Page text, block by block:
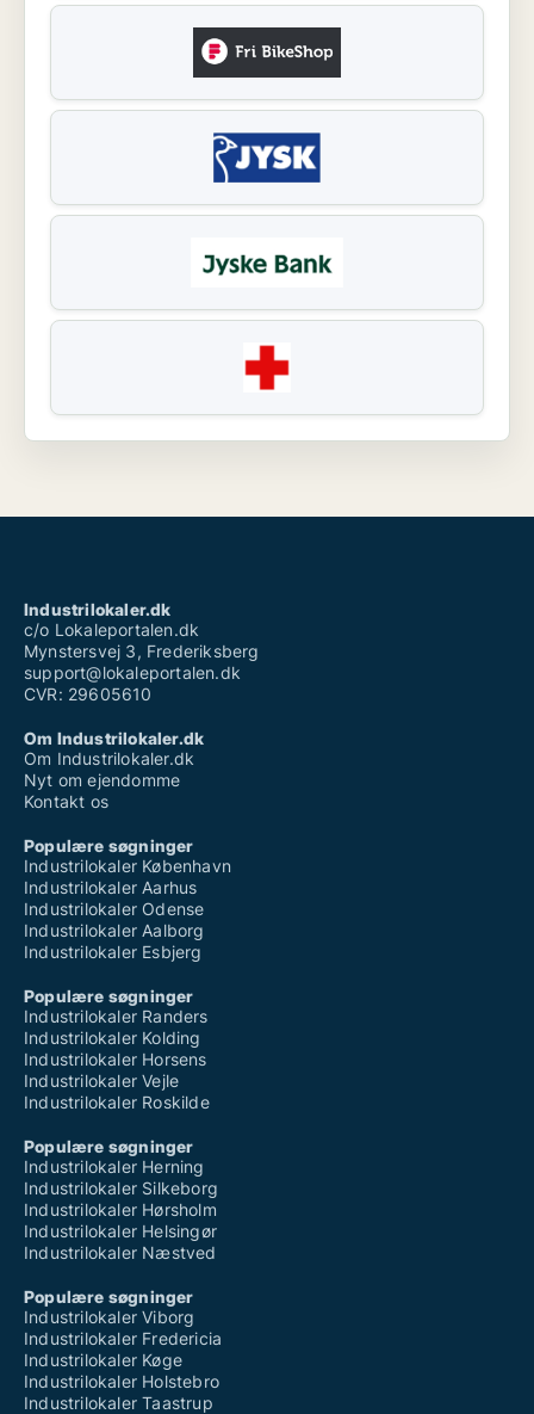
Industrilokaler.dk
c/o Lokaleportalen.dk
Mynstersvej 3, Frederiksberg
support@lokaleportalen.dk
CVR: 29605610
Om Industrilokaler.dk
Om Industrilokaler.dk
Nyt om ejendomme
Kontakt os
Populære søgninger
Industrilokaler København
Industrilokaler Aarhus
Industrilokaler Odense
Industrilokaler Aalborg
Industrilokaler Esbjerg
Populære søgninger
Industrilokaler Randers
Industrilokaler Kolding
Industrilokaler Horsens
Industrilokaler Vejle
Industrilokaler Roskilde
Populære søgninger
Industrilokaler Herning
Industrilokaler Silkeborg
Industrilokaler Hørsholm
Industrilokaler Helsingør
Industrilokaler Næstved
Populære søgninger
Industrilokaler Viborg
Industrilokaler Fredericia
Industrilokaler Køge
Industrilokaler Holstebro
Industrilokaler Taastrup